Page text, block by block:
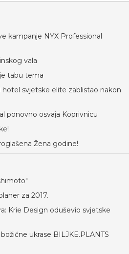
kampanje NYX Professional
vala
tabu tema
hotel svjetske elite zablistao nakon
ponovno osvaja Koprivnicu
Žena godine!
za 2017.
Krie Design oduševio svjetske
ukrase BILJKE.PLANTS